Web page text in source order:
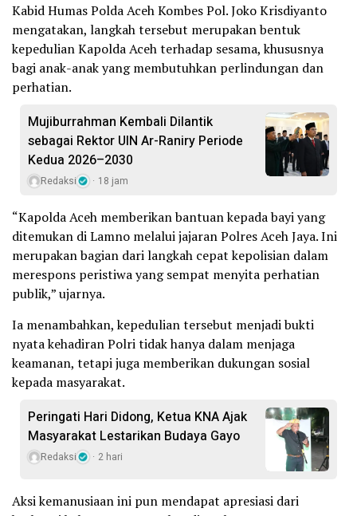
Kabid Humas Polda Aceh Kombes Pol. Joko Krisdiyanto
mengatakan, langkah tersebut merupakan bentuk
kepedulian Kapolda Aceh terhadap sesama, khususnya
bagi anak-anak yang membutuhkan perlindungan dan
perhatian.
Mujiburrahman Kembali Dilantik
sebagai Rektor UIN Ar-Raniry Periode
Kedua 2026–2030
Redaksi 18 jam
“Kapolda Aceh memberikan bantuan kepada bayi yang
ditemukan di Lamno melalui jajaran Polres Aceh Jaya. Ini
merupakan bagian dari langkah cepat kepolisian dalam
merespons peristiwa yang sempat menyita perhatian
publik,” ujarnya.
Ia menambahkan, kepedulian tersebut menjadi bukti
nyata kehadiran Polri tidak hanya dalam menjaga
keamanan, tetapi juga memberikan dukungan sosial
kepada masyarakat.
Peringati Hari Didong, Ketua KNA Ajak
Masyarakat Lestarikan Budaya Gayo
Redaksi 2 hari
Aksi kemanusiaan ini pun mendapat apresiasi dari